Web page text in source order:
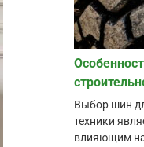
Выбор шин
техники
влияющим на